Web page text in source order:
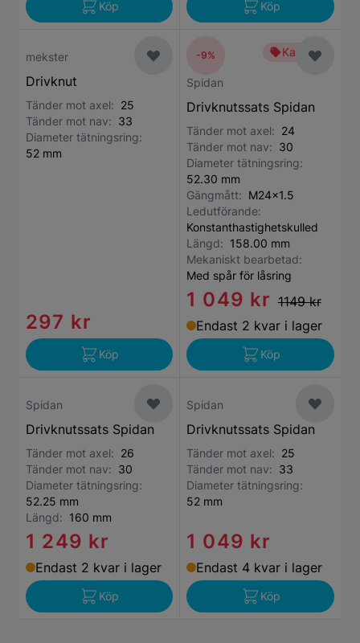
Köp Köp
mekster
Drivknut
Tänder mot axel: 25
Tänder mot nav: 33
Diameter tätningsring:
52 mm
297 kr
Köp
Kampanj
Spidan
Drivknutssats Spidan
Tänder mot axel: 24
Tänder mot nav: 30
Diameter tätningsring:
52.30 mm
Gängmått: M24x1.5
Ledutförande:
Konstanthastighetskulled
Längd: 158.00 mm
Mekaniskt bearbetad:
Med spår för låsring
1 049 kr 1149 kr
-9%
Endast 2 kvar i lager
Köp
Spidan
Drivknutssats Spidan
Tänder mot axel: 26
Tänder mot nav: 30
Diameter tätningsring:
52.25 mm
Längd: 160 mm
1 249 kr
Endast 2 kvar i lager
Köp
Spidan
Drivknutssats Spidan
Tänder mot axel: 25
Tänder mot nav: 33
Diameter tätningsring:
52 mm
1 049 kr
Endast 4 kvar i lager
Köp